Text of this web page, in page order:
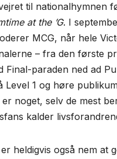
til nationalhymnen
at the ’G. I
MCG, når hele
– fra den første
Final-paraden ned ad
Level 1 og høre
er noget, selv de mest
kalder
heldigvis også nem at